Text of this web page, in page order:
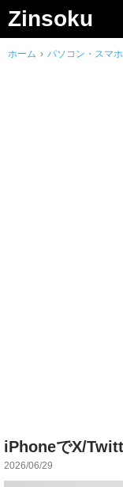
Zinsoku
検
索
to
ホーム › パソコン・スマホ
iPhoneでX/
2026/06/29